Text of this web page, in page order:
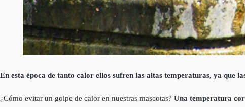
En esta época de tanto calor ellos sufren las altas temperaturas, ya que
¿Cómo evitar un golpe de calor en nuestras mascotas? Una temperatura